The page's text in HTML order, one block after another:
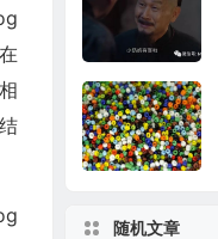
随机文章